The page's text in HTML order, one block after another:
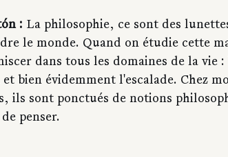
: La philosophie, ce sont des
le monde. Quand on étudie cette
dans tous les domaines de la vie
bien évidemment l'escalade. Chez
ils sont ponctués de notions
penser.